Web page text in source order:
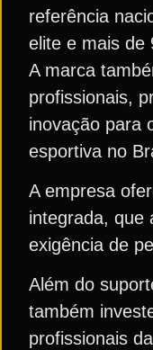
referência
elite e mais de
A marca
profissionais,
inovação para
esportiva no
A empresa
integrada, que
exigência de
Além do
também
profissionais